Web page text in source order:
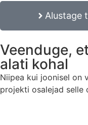
Alustage
Veenduge,
alati kohal
Niipea kui joonisel on
projekti osalejad selle